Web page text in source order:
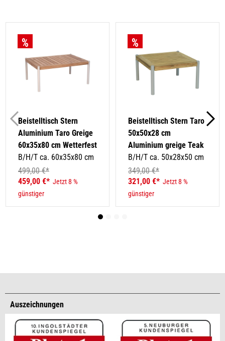
Beistelltisch Stern
Aluminium Taro Greige
60x35x80 cm Wetterfest
B/H/T ca. 60x35x80 cm
499,00 €*
459,00 €* Jetzt 8 %
günstiger
Beistelltisch Stern Taro
50x50x28 cm
Aluminium greige Teak
B/H/T ca. 50x28x50 cm
349,00 €*
321,00 €* Jetzt 8 %
günstiger
Auszeichnungen